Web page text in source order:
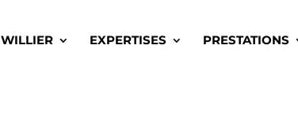
EXPERTISES PRESTATIONS